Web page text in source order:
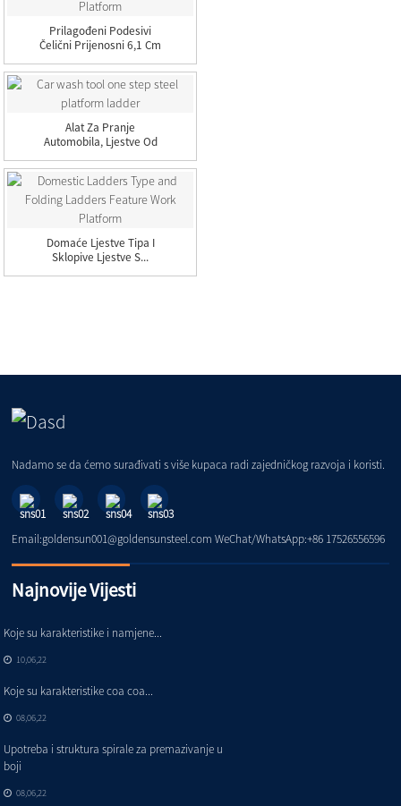
Prilagođeni Podesivi
Čelični Prijenosni 6,1 Cm
Alat Za Pranje
Automobila, Ljestve Od
Jednom Stepenicom
Domaće Ljestve Tipa I
Sklopive Ljestve S...
Nadamo se da ćemo surađivati ​​s više kupaca radi zajedničkog razvoja i koristi.
Email:goldensun001@goldensunsteel.com WeChat/WhatsApp:+86 17526556596
Najnovije Vijesti
Koje su karakteristike i namjene...
10,06,22
Koje su karakteristike coa coa...
08,06,22
Upotreba i struktura spirale za premazivanje u
boji
08,06,22